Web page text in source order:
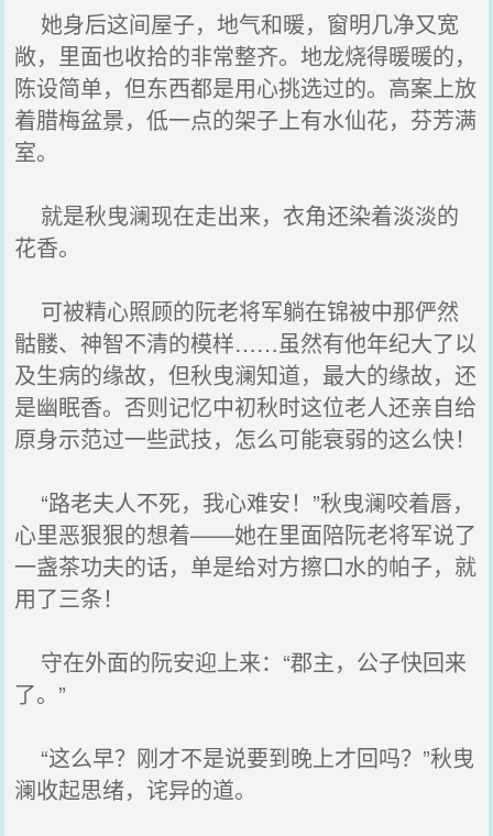
她身后这间屋子，地气和暖，窗明几净又宽
敞，里面也收拾的非常整齐。地龙烧得暖暖的，
陈设简单，但东西都是用心挑选过的。高案上放
着腊梅盆景，低一点的架子上有水仙花，芬芳满
室。
就是秋曳澜现在走出来，衣角还染着淡淡的
花香。
可被精心照顾的阮老将军躺在锦被中那俨然
骷髅、神智不清的模样……虽然有他年纪大了以
及生病的缘故，但秋曳澜知道，最大的缘故，还
是幽眠香。否则记忆中初秋时这位老人还亲自给
原身示范过一些武技，怎么可能衰弱的这么快！
“路老夫人不死，我心难安！”秋曳澜咬着唇，
心里恶狠狠的想着——她在里面陪阮老将军说了
一盏茶功夫的话，单是给对方擦口水的帕子，就
用了三条！
守在外面的阮安迎上来：“郡主，公子快回来
了。”
“这么早？刚才不是说要到晚上才回吗？”秋曳
澜收起思绪，诧异的道。